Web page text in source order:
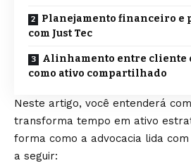
Planejamento financeiro
com Just Tec
Alinhamento entre cliente
como ativo compartilhado
Neste artigo, você entenderá
transforma tempo em ativo
forma como a advocacia lida
a seguir: